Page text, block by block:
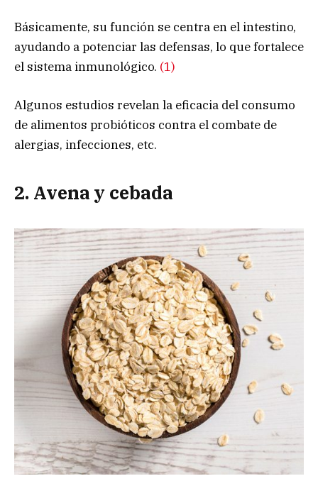
Básicamente, su función se centra en el intestino,
ayudando a potenciar las defensas, lo que fortalece
el sistema inmunológico. (1)
Algunos estudios revelan la eficacia del consumo
de alimentos probióticos contra el combate de
alergias, infecciones, etc.
2. Avena y cebada